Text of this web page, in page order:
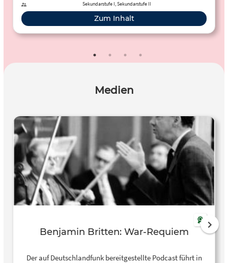
Sekundarstufe I, Sekundarstufe II
Zum Inhalt
Medien
Benjamin Britten: War-Requiem
Der auf Deutschlandfunk bereitgestellte Podcast führt in